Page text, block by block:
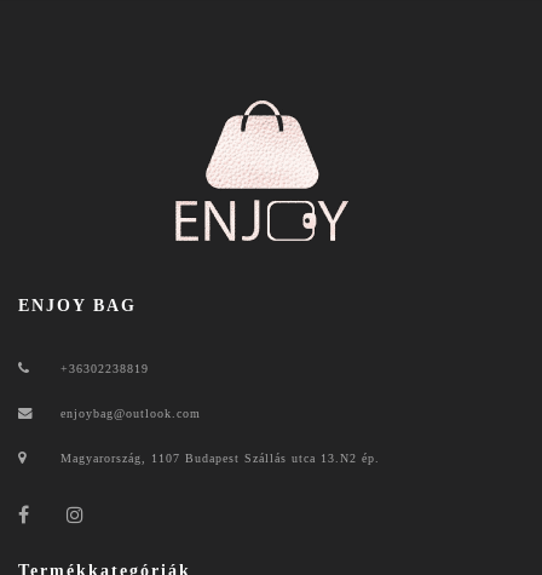
ENJOY BAG
+36302238819
enjoybag@outlook.com
Magyarország, 1107 Budapest Szállás utca 13.N2 ép.
Termékkategóriák